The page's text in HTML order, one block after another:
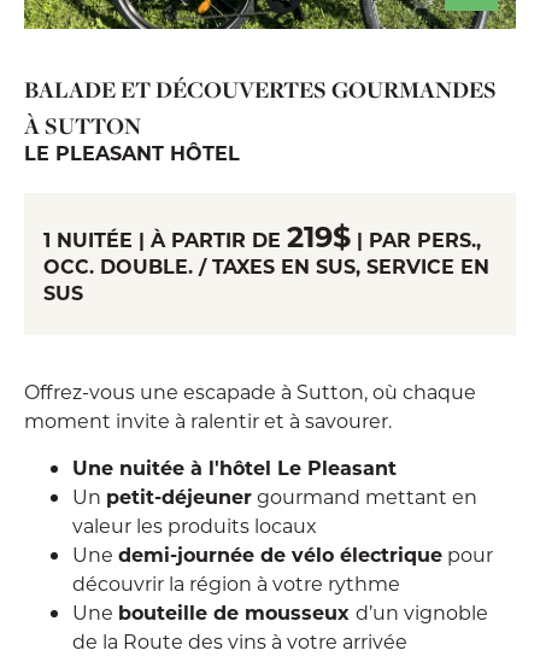
BALADE ET DÉCOUVERTES GOURMANDES
À SUTTON
LE PLEASANT HÔTEL
1 NUITÉE | À PARTIR DE 219$ | PAR PERS.,
OCC. DOUBLE. / TAXES EN SUS, SERVICE EN
SUS
Offrez-vous une escapade à Sutton, où chaque
moment invite à ralentir et à savourer.
Une nuitée à l'hôtel Le Pleasant
Un petit-déjeunergourmand mettant en
valeur les produits locaux
Une demi-journée de vélo électrique pour
découvrir la région à votre rythme
Une bouteille de mousseux d’un vignoble
de la Route des vins à votre arrivée